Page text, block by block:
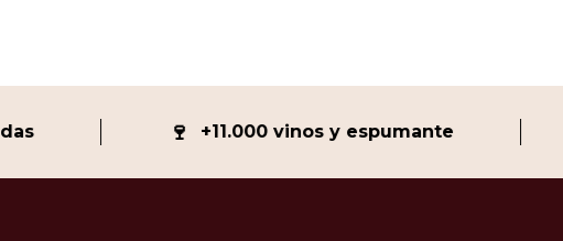
+11.000 vinos y espumante